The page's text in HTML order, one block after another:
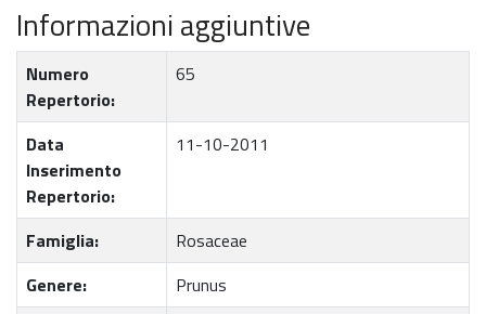
Informazioni aggiuntive
Numero
Repertorio:
65
Data
Inserimento
Repertorio:
11-10-2011
Famiglia:
Rosaceae
Genere:
Prunus